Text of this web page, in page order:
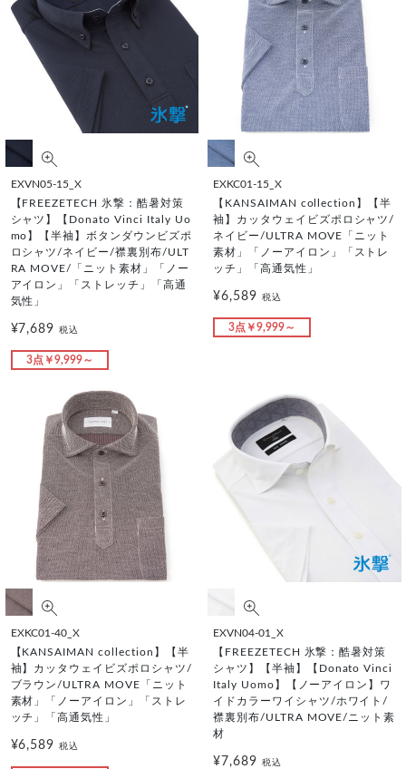
EXVN05-15_X
【FREEZETECH 氷撃：酷暑対策
シャツ】【Donato Vinci Italy Uo
mo】【半袖】ボタンダウンビズポ
ロシャツ/ネイビー/襟裏別布/ULT
RA MOVE/「ニット素材」「ノー
アイロン」「ストレッチ」「高通
気性」
¥7,689税込
3点￥9,999～
EXKC01-15_X
【KANSAIMAN collection】【半
袖】カッタウェイビズポロシャツ/
ネイビー/ULTRA MOVE「ニット
素材」「ノーアイロン」「ストレ
ッチ」「高通気性」
¥6,589 税込
3点￥9,999～
EXKC01-40_X
【KANSAIMAN collection】【半
袖】カッタウェイビズポロシャツ/
ブラウン/ULTRA MOVE「ニット
素材」「ノーアイロン」「ストレ
ッチ」「高通気性」
¥6,589税込
EXVN04-01_X
【FREEZETECH 氷撃：酷暑対策
シャツ】【半袖】【Donato Vinci
Italy Uomo】【ノーアイロン】ワ
イドカラーワイシャツ/ホワイト/
襟裏別布/ULTRA MOVE/ニット素
材
¥7,689 税込